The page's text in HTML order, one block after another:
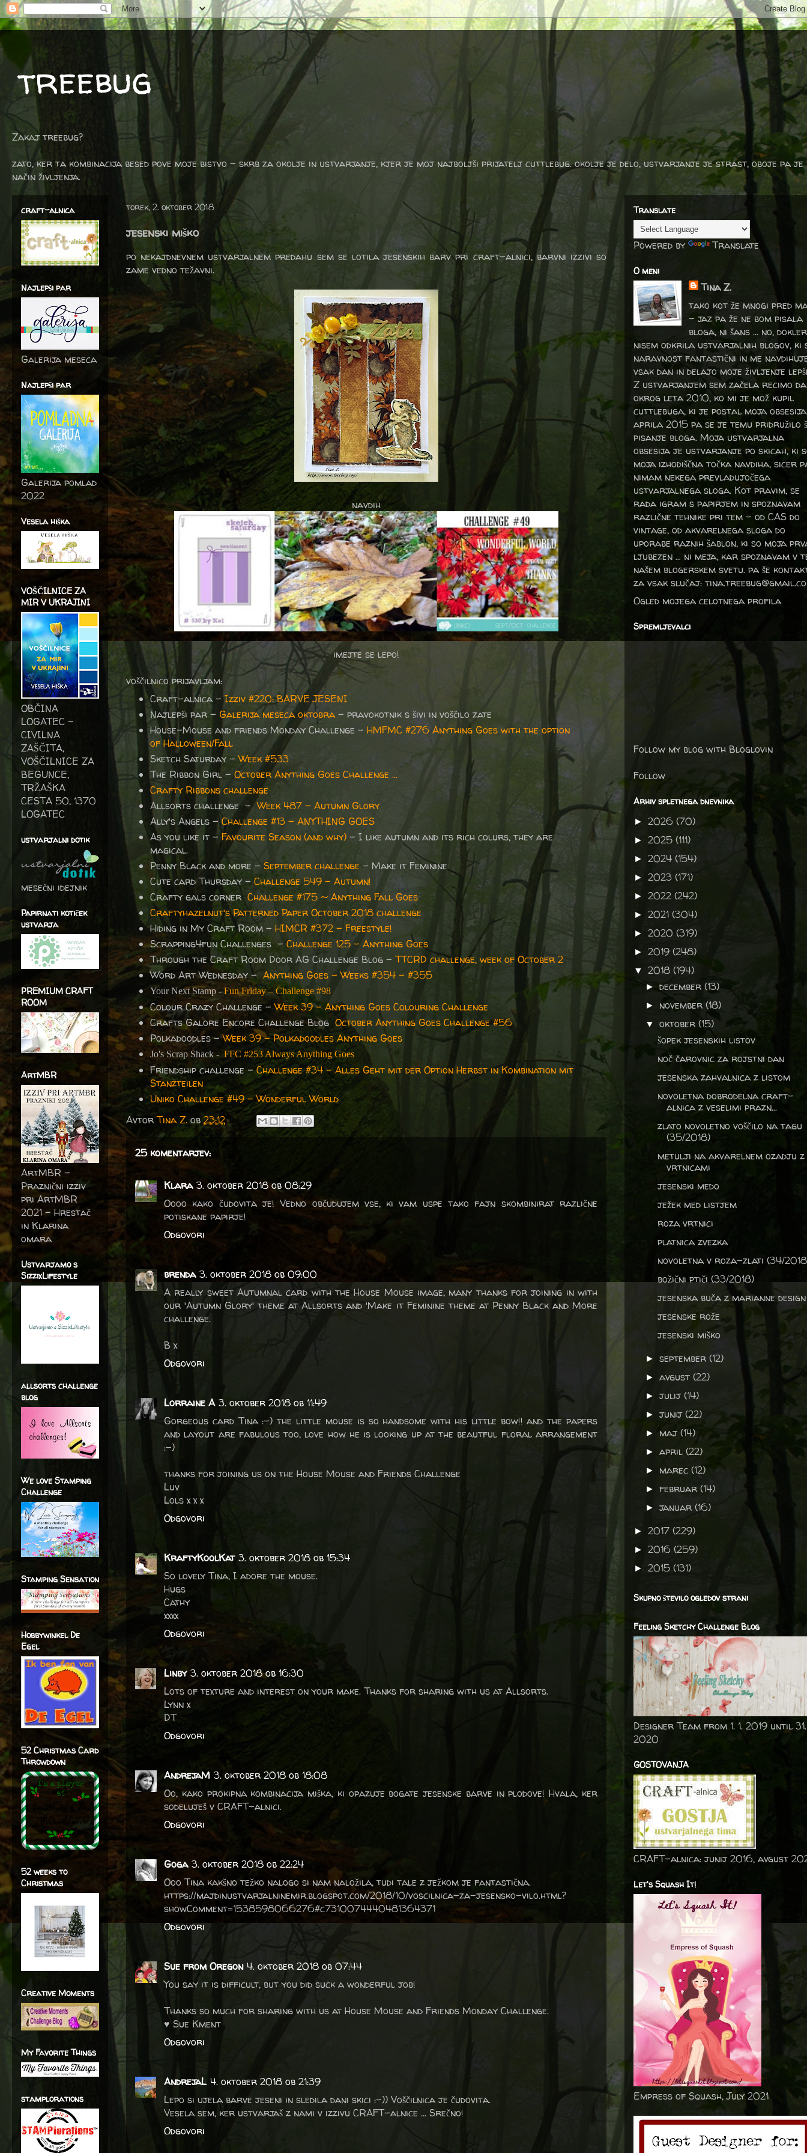
treebug
Zakaj treebug?
zato, ker ta kombinacija besed pove moje bistvo - skrb za okolje in ustvarjanje, kjer je moj najboljši prijatelj cuttlebug. okolje je delo, ustvarjanje je strast, oboje pa je
način življenja.
torek, 2. oktober 2018
jesenski miško
po nekajdnevnem ustvarjalnem predahu sem se lotila jesenskih barv pri craft-alnici, barvni izzivi so
zame vedno težavni.
navdih
imejte se lepo!
voščilnico prijavljam:
Craft-alnica -Izziv #220: BARVE JESENI
Najlepši par - Galerija meseca oktobra - pravokotnik s šivi in voščilo zate
House-Mouse and friends Monday Challenge - HMFMC #276 Anything Goes with the option
of Halloween/Fall
Sketch Saturday -Week #533
The Ribbon Girl - October Anything Goes Challenge ...
Crafty Ribbons challenge
Allsorts challenge -Week 487 - Autumn Glory
Ally's Angels -Challenge #13 - ANYTHING GOES
As you like it - Favourite Season (and why) - I like autumn and its rich colurs, they are
magical.
Penny Black and more - September challenge - Make it Feminine
Cute card Thursday - Challenge 549 - Autumn!
Crafty gals corner Challenge #175 ~ Anything Fall Goes
Craftyhazelnut's Patterned Paper October 2018 challenge
Hiding in My Craft Room - HIMCR #372 - Freestyle!
Scrapping4fun Challenges - Challenge 125 - Anything Goes
Through the Craft Room Door AG Challenge Blog -TTCRD challenge, week of October 2
Word Art Wednesday - Anything Goes - Weeks #354 - #355
Your Next Stamp -Fun Friday – Challenge #98
Colour Crazy Challenge -Week 39 - Anything Goes Colouring Challenge
Crafts Galore Encore Challenge Blog October Anything Goes Challenge #56
Polkadoodles -Week 39 - Polkadoodles Anything Goes
Jo's Scrap Shack - FFC #253 Always Anything Goes
Friendship challenge -Challenge #34 - Alles Geht mit der Option Herbst in Kombination mit
Stanzteilen
Uniko Challenge #49 - Wonderful World
AvtorTina Z. ob 23:12
25 komentarjev:
Klara 3. oktober 2018 ob 08:29
Oooo kako čudovita je! Vedno občudujem vse, ki vam uspe tako fajn skombinirat različne
potiskane papirje!
Odgovori
brenda 3. oktober 2018 ob 09:00
A really sweet Autumnal card with the House Mouse image, many thanks for joining in with
our 'Autumn Glory' theme at Allsorts and 'Make it Feminine theme at Penny Black and More
challenge.
B x
Odgovori
Lorraine A 3. oktober 2018 ob 11:49
Gorgeous card Tina :-) the little mouse is so handsome with his little bow!! and the papers
and layout are fabulous too, love how he is looking up at the beautful floral arrangement
:-)
thanks for joining us on the House Mouse and Friends Challenge
Luv
Lols x x x
Odgovori
KraftyKoolKat 3. oktober 2018 ob 15:34
So lovely Tina, I adore the mouse.
Hugs
Cathy
xxxx
Odgovori
Linby 3. oktober 2018 ob 16:30
Lots of texture and interest on your make. Thanks for sharing with us at Allsorts.
Lynn x
DT
Odgovori
AndrejaM 3. oktober 2018 ob 18:08
Oo, kako prokipna kombinacija miška, ki opazuje bogate jesenske barve in plodove! Hvala, ker
sodeluješ v CRAFT-alnici.
Odgovori
Goga 3. oktober 2018 ob 22:24
Ooo Tina kakšno težko nalogo si nam naložila, tudi tale z ježkom je fantastična.
https://majdinustvarjalninemir.blogspot.com/2018/10/voscilnica-za-jesensko-vilo.html?
showComment=1538598066276#c7310074440481364371
Odgovori
Sue from Oregon 4. oktober 2018 ob 07:44
You say it is difficult, but you did suck a wonderful job!
Thanks so much for sharing with us at House Mouse and Friends Monday Challenge.
♥ Sue Kment
Odgovori
AndrejaL 4. oktober 2018 ob 21:39
Lepo si ujela barve jeseni in sledila dani skici :-)) Voščilnica je čudovita.
Vesela sem, ker ustvarjaš z nami v izzivu CRAFT-alnice … Srečno!
Odgovori
craft-alnica
Najlepši par
Galerija meseca
Najlepši par
Galerija pomlad
2022
Vesela hiška
VOŠČILNICE ZA
MIR V UKRAJINI
OBČINA
LOGATEC -
CIVILNA
ZAŠČITA,
VOŠČILNICE ZA
BEGUNCE,
TRŽAŠKA
CESTA 50, 1370
LOGATEC
ustvarjalni dotik
mesečni idejnik
Papirnati kotiček
ustvarja
PREMIUM CRAFT
ROOM
ArtMBR
ArtMBR -
Praznični izziv
pri ArtMBR
2021 – Hrestač
in Klarina
omara
Ustvarjamo s
SizzixLifestyle
allsorts challenge
blog
We love Stamping
Challenge
Stamping Sensation
Hobbywinkel De
Egel
52 Christmas Card
Throwdown
52 weeks to
Christmas
Creative Moments
My Favorite Things
stamplorations
Translate
Powered by Translate
O meni
Tina Z.
tako kot že mnogi pred
- jaz pa že ne bom pisala
bloga, ni šans ... no, dokler
nisem odkrila ustvarjalnih blogov, ki
naravnost fantastični in me
vsak dan in delajo moje življenje
Z ustvarjanjem sem začela recimo da
okrog leta 2010, ko mi je mož kupil
cuttlebuga, ki je postal moja
aprila 2015 pa se je temu pridružilo
pisanje bloga. Moja ustvarjalna
obsesija je ustvarjanje po skicah, ki
moja izhodiščna točka navdiha, sicer
nimam nekega prevladujočega
ustvarjalnega sloga. Kot pravim, se
rada igram s papirjem in spoznavam
različne tehnike pri tem – od CAS do
vintage, od akvarelnega sloga do
uporabe raznih šablon, ki so moja
ljubezen … ni meja, kar spoznavam v
našem blogerskem svetu. pa še
za vsak slučaj:
Ogled mojega celotnega profila
Spremljevalci
Follow my blog with Bloglovin
Follow
Arhiv spletnega dnevnika
► 2026 (70)
► 2025 (111)
► 2024 (154)
► 2023 (171)
► 2022 (242)
► 2021 (304)
► 2020 (319)
► 2019 (248)
▼ 2018 (194)
►december(13)
► november(18)
▼oktober(15)
šopek jesenskih listov
noč čarovnic za rojstni dan
jesenska zahvalnica z listom
novoletna dobrodelna craft-
alnica z veselimi prazn...
zlato novoletno voščilo na tagu
(35/2018)
metulji na akvarelnem ozadju z
vrtnicami
jesenski medo
ježek med listjem
roza vrtnici
platnica zvezka
novoletna v roza-zlati (34/
božični ptiči (33/2018)
jesenska buča z marianne design
jesenske rože
jesenski miško
►september(12)
►avgust(22)
►julij(14)
►junij(22)
►maj(14)
►april(22)
► marec(12)
►februar(14)
►januar(16)
► 2017 (229)
► 2016 (259)
► 2015 (131)
Skupno število ogledov strani
Feeling Sketchy Challenge Blog
Designer Team from 1. 1. 2019 until
2020
GOSTOVANJA
CRAFT-alnica: junij 2016, avgust
Let's Squash It!
Empress of Squash, July 2021